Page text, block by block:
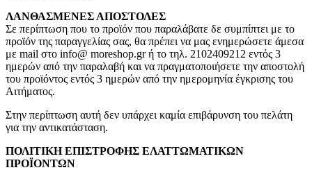
ΛΑΝΘΑΣΜΕΝΕΣ ΑΠΟΣΤΟΛΕΣ
Σε περίπτωση που το προϊόν που παραλάβατε δε συμπίπτει με το
προϊόν της παραγγελίας σας, θα πρέπει να μας ενημερώσετε άμεσα
με mail στο info@ moreshop.gr ή το τηλ. 2102409212 εντός 3
ημερών από την παραλαβή και να πραγματοποιήσετε την αποστολή
του προϊόντος εντός 3 ημερών από την ημερομηνία έγκρισης του
Αιτήματος.
Στην περίπτωση αυτή δεν υπάρχει καμία επιβάρυνση του πελάτη
για την αντικατάσταση.
ΠΟΛΙΤΙΚΗ ΕΠΙΣΤΡΟΦΗΣ ΕΛΑΤΤΩΜΑΤΙΚΩΝ
ΠΡΟΪΟΝΤΩΝ